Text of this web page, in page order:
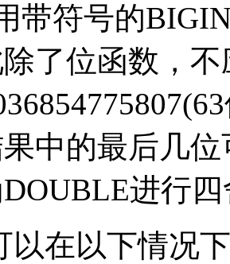
带符号的
了位函数，
(63
中的最后几
DOUBLE进行
以在以下情况